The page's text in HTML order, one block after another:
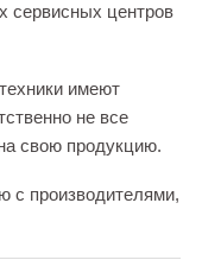
сервисных центров
имеют
не все
свою продукцию.
с производителями,